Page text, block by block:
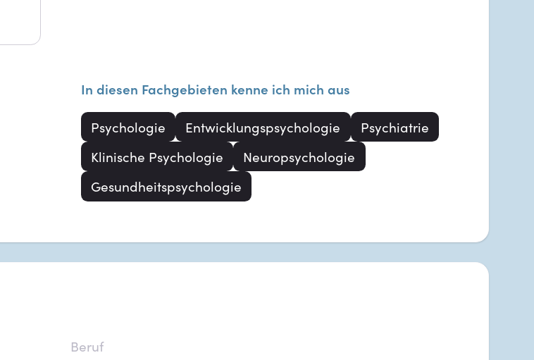
In diesen Fachgebieten kenne ich mich aus
Psychologie Entwicklungspsychologie
Psychiatrie
Klinische Psychologie
Neuropsychologie
Gesundheitspsychologie
Beruf